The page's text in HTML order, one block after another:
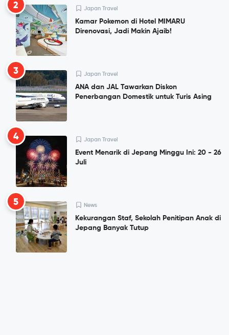
2 Japan Travel
Kamar Pokemon di Hotel MIMARU
Direnovasi, Jadi Makin Ajaib!
3 Japan Travel
ANA dan JAL Tawarkan Diskon
Penerbangan Domestik untuk Turis Asing
4 Japan Travel
Event Menarik di Jepang Minggu Ini: 20 - 26
Juli
5 News
Kekurangan Staf, Sekolah Penitipan Anak di
Jepang Banyak Tutup